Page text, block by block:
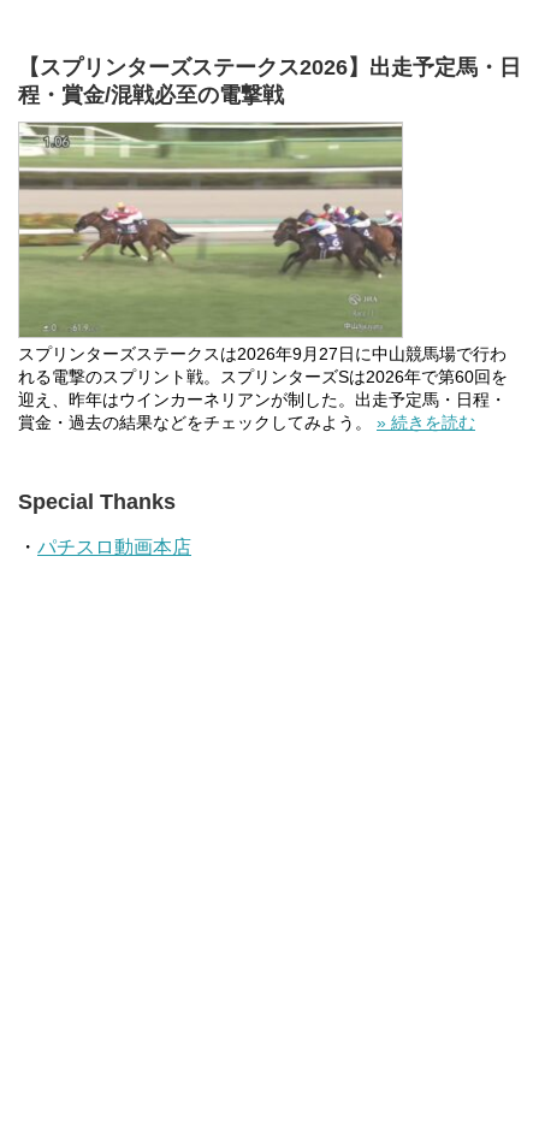
【スプリンターズステークス2026】出走予定馬・日
程・賞金/混戦必至の電撃戦
スプリンターズステークスは2026年9月27日に中山競馬場で行わ
れる電撃のスプリント戦。スプリンターズSは2026年で第60回を
迎え、昨年はウインカーネリアンが制した。出走予定馬・日程・
賞金・過去の結果などをチェックしてみよう。 » 続きを読む
Special Thanks
・ パチスロ動画本店